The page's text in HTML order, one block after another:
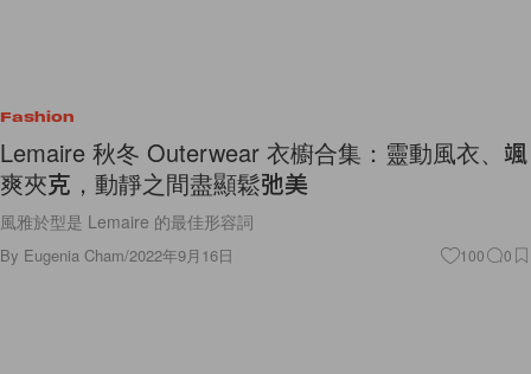
Fashion
Lemaire 秋冬 Outerwear 衣櫥合集：靈動風衣、颯
爽夾克，動靜之間盡顯鬆弛美
風雅於型是 Lemaire 的最佳形容詞
By Eugenia Cham/2022年9月16日 100 0